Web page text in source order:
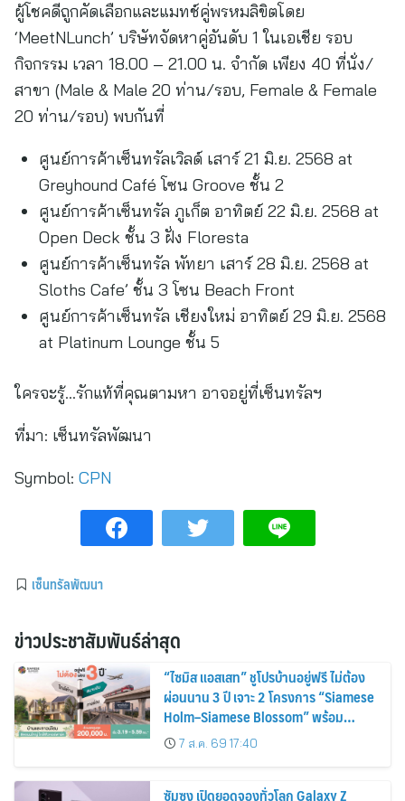
ผู้โชคดีถูกคัดเลือกและแมทช์คู่พรหมลิขิตโดย
‘MeetNLunch’ บริษัทจัดหาคู่อันดับ 1 ในเอเชีย รอบ
กิจกรรม เวลา 18.00 – 21.00 น. จำกัด เพียง 40 ที่นั่ง/
สาขา (Male & Male 20 ท่าน/รอบ, Female & Female
20 ท่าน/รอบ) พบกันที่
ศูนย์การค้าเซ็นทรัลเวิลด์ เสาร์ 21 มิ.ย. 2568 at
Greyhound Café โซน Groove ชั้น 2
ศูนย์การค้าเซ็นทรัล ภูเก็ต อาทิตย์ 22 มิ.ย. 2568 at
Open Deck ชั้น 3 ฝั่ง Floresta
ศูนย์การค้าเซ็นทรัล พัทยา เสาร์ 28 มิ.ย. 2568 at
Sloths Cafe’ ชั้น 3 โซน Beach Front
ศูนย์การค้าเซ็นทรัล เชียงใหม่ อาทิตย์ 29 มิ.ย. 2568
at Platinum Lounge ชั้น 5
ใครจะรู้…รักแท้ที่คุณตามหา อาจอยู่ที่เซ็นทรัลฯ
ที่มา: เซ็นทรัลพัฒนา
Symbol: CPN
เซ็นทรัลพัฒนา
ข่าวประชาสัมพันธ์ล่าสุด
“ไซมิส แอสเสท” ชูโปรบ้านอยู่ฟรี ไม่ต้อง
ผ่อนนาน 3 ปี เจาะ 2 โครงการ “Siamese
Holm–Siamese Blossom” พร้อม
ส่วนลดและสิทธิพิเศษถึง 31 สิงหาคม
2569
7 ส.ค. 69 17:40
ซัมซุง เปิดยอดจองทั่วโลก Galaxy Z